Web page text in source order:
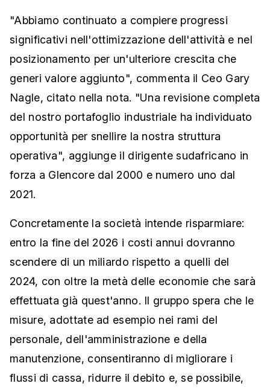
"Abbiamo continuato a compiere progressi
significativi nell'ottimizzazione dell'attività e nel
posizionamento per un'ulteriore crescita che
generi valore aggiunto", commenta il Ceo Gary
Nagle, citato nella nota. "Una revisione completa
del nostro portafoglio industriale ha individuato
opportunità per snellire la nostra struttura
operativa", aggiunge il dirigente sudafricano in
forza a Glencore dal 2000 e numero uno dal
2021.
Concretamente la società intende risparmiare:
entro la fine del 2026 i costi annui dovranno
scendere di un miliardo rispetto a quelli del
2024, con oltre la metà delle economie che sarà
effettuata già quest'anno. Il gruppo spera che le
misure, adottate ad esempio nei rami del
personale, dell'amministrazione e della
manutenzione, consentiranno di migliorare i
flussi di cassa, ridurre il debito e, se possibile,